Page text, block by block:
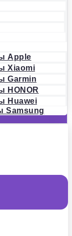
Apple
Xiaomi
Garmin
HONOR
Huawei
Samsung